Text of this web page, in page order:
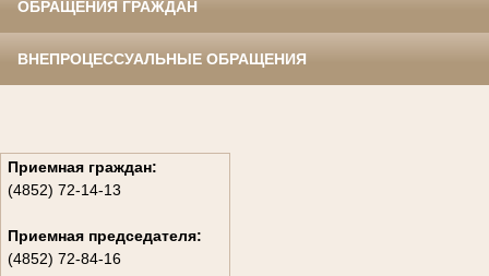
ОБРАЩЕНИЯ ГРАЖДАН
ВНЕПРОЦЕССУАЛЬНЫЕ ОБРАЩЕНИЯ
Приемная граждан:
(4852) 72-14-13
Приемная председателя:
(4852) 72-84-16